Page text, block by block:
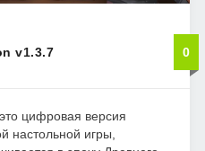
v1.3.7 0
цифровая версия
настольной игры,